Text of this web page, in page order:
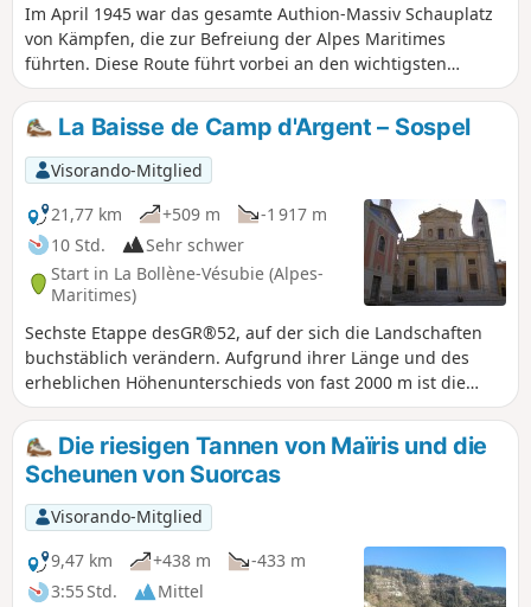
Im April 1945 war das gesamte Authion-Massiv Schauplatz
von Kämpfen, die zur Befreiung der Alpes Maritimes
führten. Diese Route führt vorbei an den wichtigsten
Bauwerken des befestigten Sektors der Alpes-Maritimes
(SFAM). Abgesehen von diesem historischen Aspekt bietet
Ihnen diese Rundwanderung herrliche Ausblicke auf die
hohen Gipfel des Mercantour im Norden und auf das
Mittelmeer im Süden.
La Baisse de Camp d'Argent – Sospel
Visorando-Mitglied
21,77 km
+509 m
-1 917 m
10 Std.
Sehr schwer
Start in La Bollène-Vésubie (Alpes-
Maritimes)
Sechste Etappe desGR®52, auf der sich die Landschaften
buchstäblich verändern. Aufgrund ihrer Länge und des
erheblichen Höhenunterschieds von fast 2000 m ist die
Etappe sehr anspruchsvoll. Der Abstieg nach Sospel, der
zwei Drittel der Strecke ausmacht, stellt Knie und Knöchel
auf eine harte Probe. Achtung, im Sommer ist es auf diesem
Abschnitt sehr heiß.
Die riesigen Tannen von Maïris und die
Scheunen von Suorcas
Visorando-Mitglied
9,47 km
+438 m
-433 m
3:55 Std.
Mittel